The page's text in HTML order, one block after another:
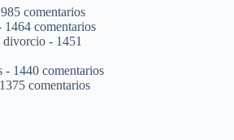
comentarios
1464 comentarios
divorcio - 1451
- 1440 comentarios
comentarios